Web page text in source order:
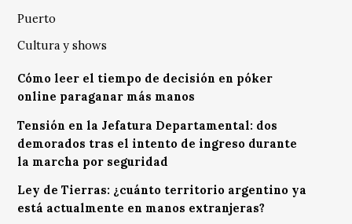
Puerto
Cultura y shows
Cómo leer el tiempo de decisión en póker
online paraganar más manos
Tensión en la Jefatura Departamental: dos
demorados tras el intento de ingreso durante
la marcha por seguridad
Ley de Tierras: ¿cuánto territorio argentino ya
está actualmente en manos extranjeras?